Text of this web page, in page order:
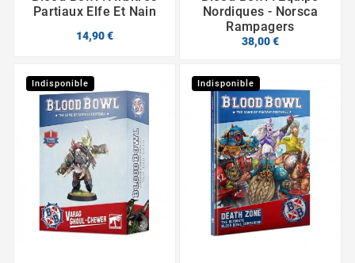
Partiaux Elfe Et Nain
14,90 €
Nordiques - Norsca
Rampagers
38,00 €
Indisponible Indisponible